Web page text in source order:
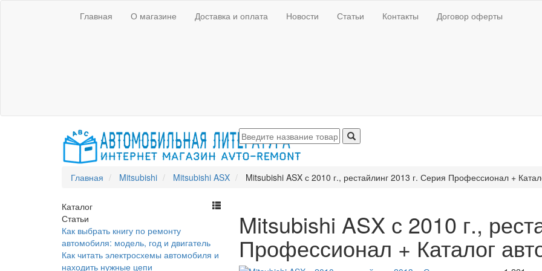
Главная О магазине Доставка и оплата Новости Статьи Контакты Договор оферты
Главная Mitsubishi Mitsubishi ASX Mitsubishi ASX с 2010 г., рестайлинг 2013 г. Серия Профессионал +
Каталог
Статьи
Как выбрать книгу по ремонту
автомобиля: модель, год и двигатель
Как читать электросхемы автомобиля и
находить нужные цепи
Mitsubishi ASX с 2010 г.,
Профессионал + Каталог